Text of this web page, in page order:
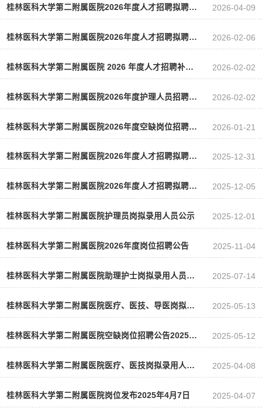
桂林医科大学第二附属医院2026年度人才招聘拟聘用人员公示（四） 2026-04-09
桂林医科大学第二附属医院2026年度人才招聘拟聘用人员公示（三） 2026-02-06
桂林医科大学第二附属医院 2026 年度人才招聘补录人员公示 2026-02-02
桂林医科大学第二附属医院2026年度护理人员招聘拟聘用人员公示 2026-02-02
桂林医科大学第二附属医院2026年度空缺岗位招聘公告 2026-01-21
桂林医科大学第二附属医院2026年度人才招聘拟聘用人员公示（二） 2025-12-31
桂林医科大学第二附属医院2026年度人才招聘拟聘用人员公示 2025-12-05
桂林医科大学第二附属医院护理员岗拟录用人员公示 2025-12-01
桂林医科大学第二附属医院2026年度岗位招聘公告 2025-11-04
桂林医科大学第二附属医院助理护士岗拟录用人员公示2025年7月14日 2025-07-14
桂林医科大学第二附属医院医疗、医技、导医岗拟录用人员公示2025年5月13日 2025-05-13
桂林医科大学第二附属医院空缺岗位招聘公告2025年5月12日 2025-05-12
桂林医科大学第二附属医院医疗、医技岗拟录用人员公示2025年4月8日 2025-04-08
桂林医科大学第二附属医院岗位发布2025年4月7日 2025-04-07